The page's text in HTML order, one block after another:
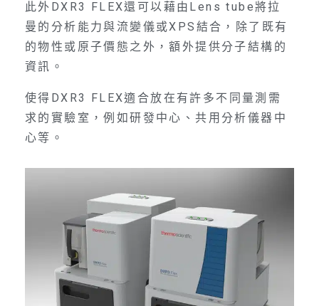
此外DXR3 FLEX還可以藉由Lens tube將拉
曼的分析能力與流變儀或XPS結合，除了既有
的物性或原子價態之外，額外提供分子結構的
資訊。
使得DXR3 FLEX適合放在有許多不同量測需
求的實驗室，例如研發中心、共用分析儀器中
心等。